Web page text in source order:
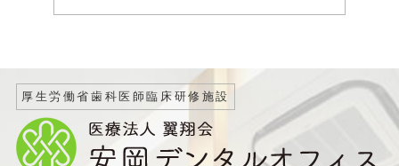
厚生労働省歯科医師臨床研修施設